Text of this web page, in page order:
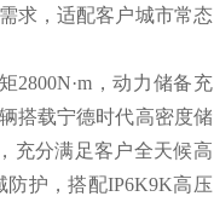
求，适配客户城市常态
2800N·m，动力储备充
搭载宁德时代高密度储
充分满足客户全天候高
护，搭配IP6K9K高压